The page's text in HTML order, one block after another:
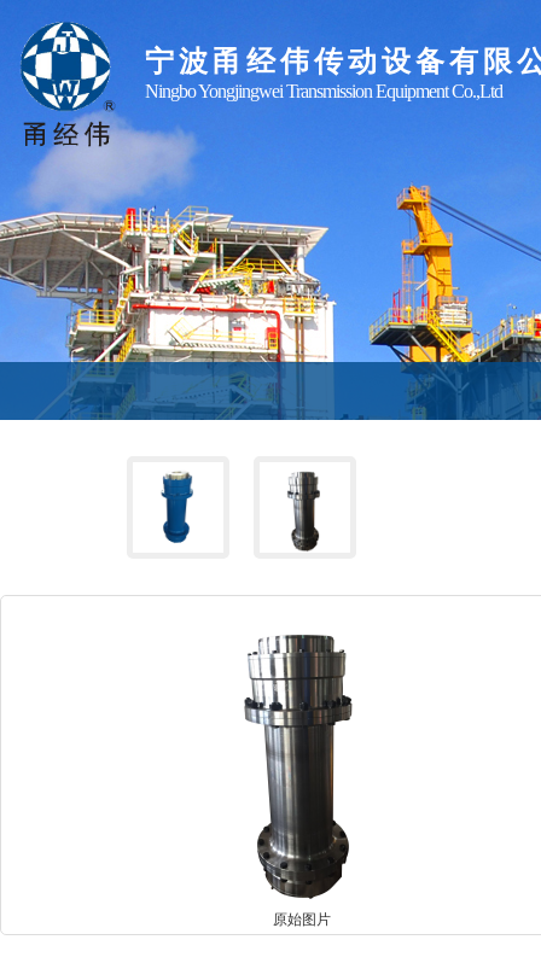
宁波甬经伟传动设备有限
Ningbo Yongjingwei Transmission Equipment Co.,Ltd
原始图片